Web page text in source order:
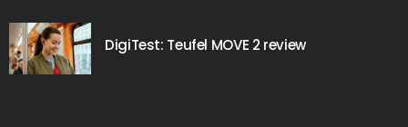
DigiTest: Teufel MOVE 2 review